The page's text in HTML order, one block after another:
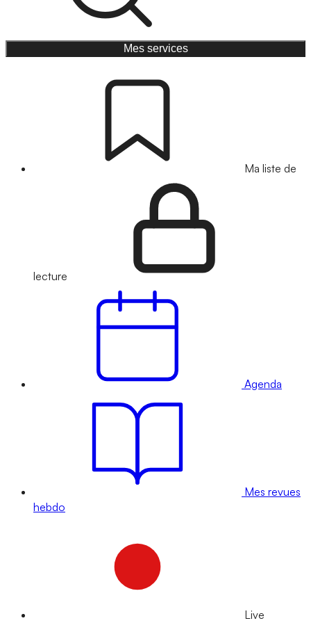
Mes services
Ma liste de
lecture
Agenda
Mes revues
hebdo
Live